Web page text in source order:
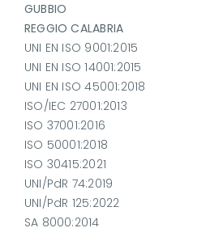
GUBBIO
REGGIO CALABRIA
UNI EN ISO 9001:2015
UNI EN ISO 14001:2015
UNI EN ISO 45001:2018
ISO/IEC 27001:2013
ISO 37001:2016
ISO 50001:2018
ISO 30415:2021
UNI/PdR 74:2019
UNI/PdR 125:2022
SA 8000:2014